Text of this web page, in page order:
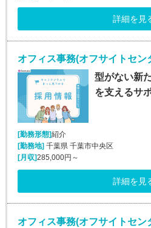
詳細を見
型がない新
を支えるサ
[勤務形態]紹介
[勤務地] 千葉県 千葉市中央区
[月収]285,000円～
詳細を見